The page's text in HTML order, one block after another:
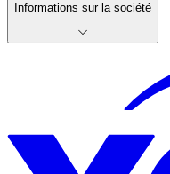
Informations sur la société